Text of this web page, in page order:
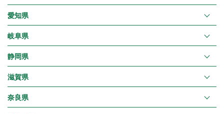
愛知県
岐阜県
静岡県
滋賀県
奈良県